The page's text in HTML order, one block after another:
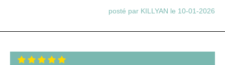
posté par KILLYAN le 10-01-2026